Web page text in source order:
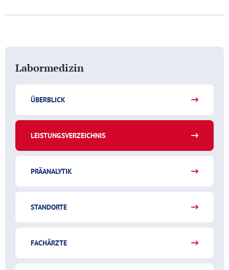
Labormedizin
ÜBERBLICK
LEISTUNGSVERZEICHNIS
PRÄANALYTIK
STANDORTE
FACHÄRZTE